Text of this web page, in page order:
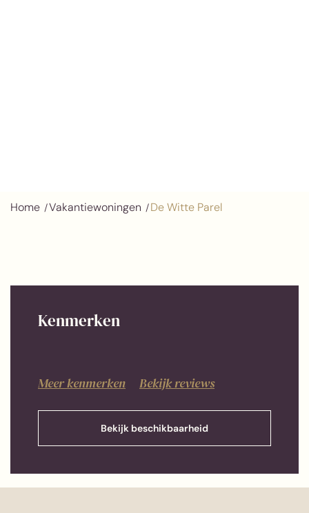
Home Vakantiewoningen De Witte Parel
Kenmerken
Meer kenmerken Bekijk reviews
Bekijk beschikbaarheid